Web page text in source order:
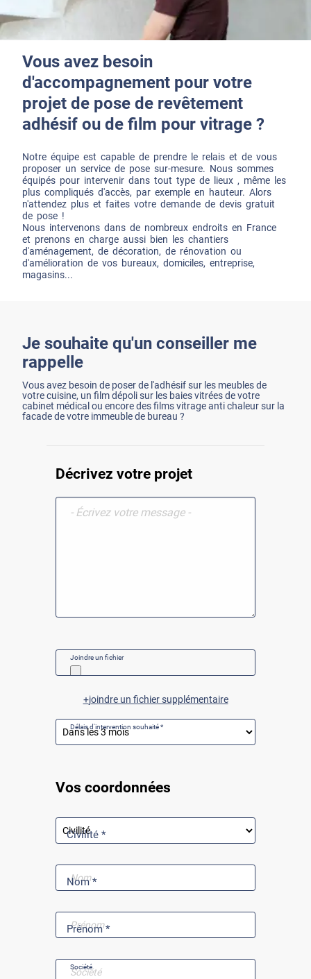
Vous avez besoin
d'accompagnement pour votre
projet de pose de revêtement
adhésif ou de film pour vitrage ?
Notre équipe est capable de prendre le relais et de vous
proposer un service de pose sur-mesure. Nous sommes
équipés pour intervenir dans tout type de lieux , même les
plus compliqués d'accès, par exemple en hauteur. Alors
n'attendez plus et faites votre demande de devis gratuit
de pose !
Nous intervenons dans de nombreux endroits en France
et prenons en charge aussi bien les chantiers
d'aménagement, de décoration, de rénovation ou
d'amélioration de vos bureaux, domiciles, entreprise,
magasins...
Je souhaite qu'un conseiller me
rappelle
Vous avez besoin de poser de l'adhésif sur les meubles de
votre cuisine, un film dépoli sur les baies vitrées de votre
cabinet médical ou encore des films vitrage anti chaleur sur la
facade de votre immeuble de bureau ?
Vos coordonnées
Civilité *
Nom *
Prénom *
Société
Décrivez votre projet
Délais d'intervention souhaité *
Joindre un fichier
joindre un fichier supplémentaire